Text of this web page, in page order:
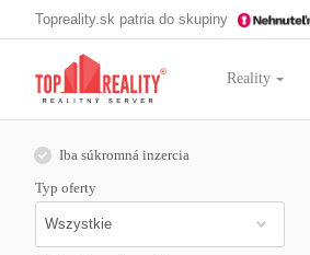
Topreality.sk patria do skupiny
Reality
Iba súkromná inzercia
Typ oferty